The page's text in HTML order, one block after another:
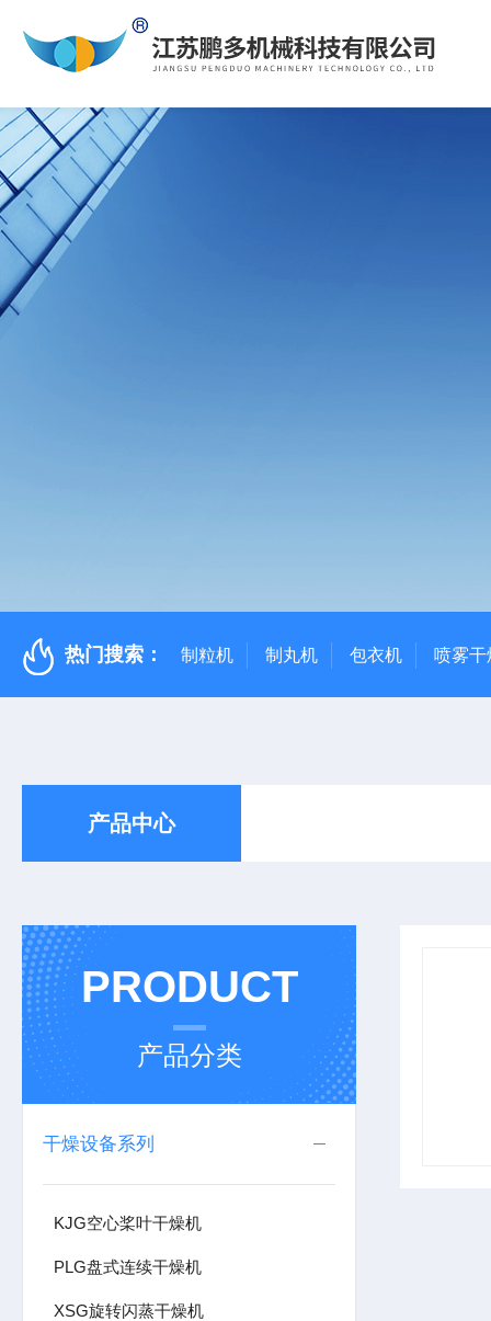
热门搜索： 制粒机 制丸机 包衣机 喷雾干
产品中心
PRODUCT
产品分类
干燥设备系列
KJG空心桨叶干燥机
PLG盘式连续干燥机
XSG旋转闪蒸干燥机